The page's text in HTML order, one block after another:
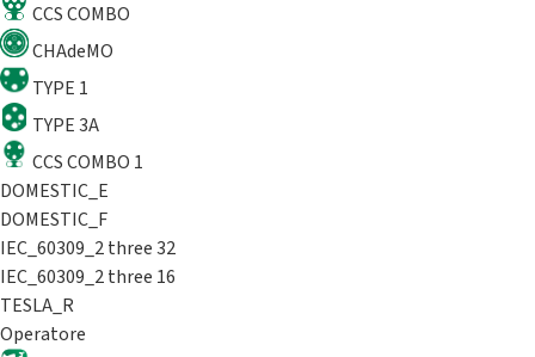
CCS COMBO
CHAdeMO
TYPE 1
TYPE 3A
CCS COMBO 1
DOMESTIC_E
DOMESTIC_F
IEC_60309_2 three 32
IEC_60309_2 three 16
TESLA_R
Operatore